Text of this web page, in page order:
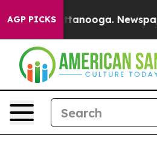
AGP PICKS
in Chattanooga. Newspaper